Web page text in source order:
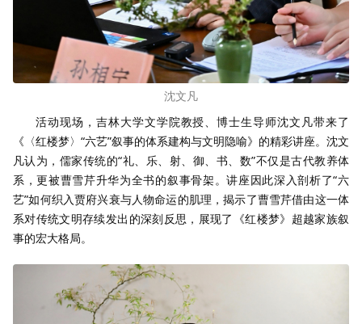
沈文凡
活动现场，吉林大学文学院教授、博士生导师沈文凡带来了
《〈红楼梦〉“六艺”叙事的体系建构与文明隐喻》的精彩讲座。沈文
凡认为，儒家传统的“礼、乐、射、御、书、数”不仅是古代教养体
系，更被曹雪芹升华为全书的叙事骨架。讲座因此深入剖析了“六
艺”如何织入贾府兴衰与人物命运的肌理，揭示了曹雪芹借由这一体
系对传统文明存续发出的深刻反思，展现了《红楼梦》超越家族叙
事的宏大格局。